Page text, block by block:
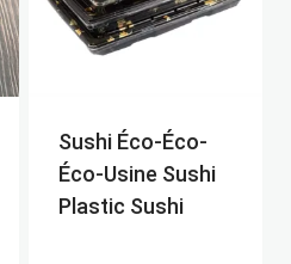
Sushi Éco-Éco-
Éco-Usine Sushi
Plastic Sushi